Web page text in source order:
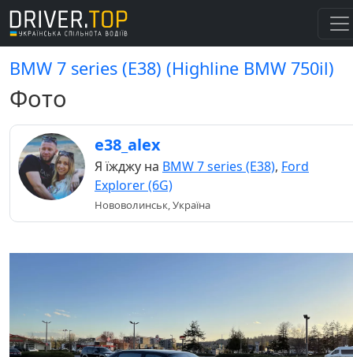
BMW 7 series (E38) (Highline BMW 750il)
Фото
e38_alex
Я їжджу на BMW 7 series (E38), Ford
Explorer (6G)
Нововолинськ, Україна